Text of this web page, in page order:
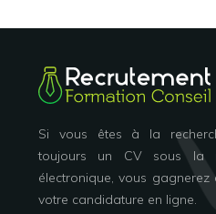
Si vous êtes à la
toujours un CV sous la
électronique, vous
votre candidature en ligne.